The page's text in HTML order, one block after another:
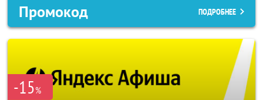
Промокод ПОДРОБНЕЕ
-15%